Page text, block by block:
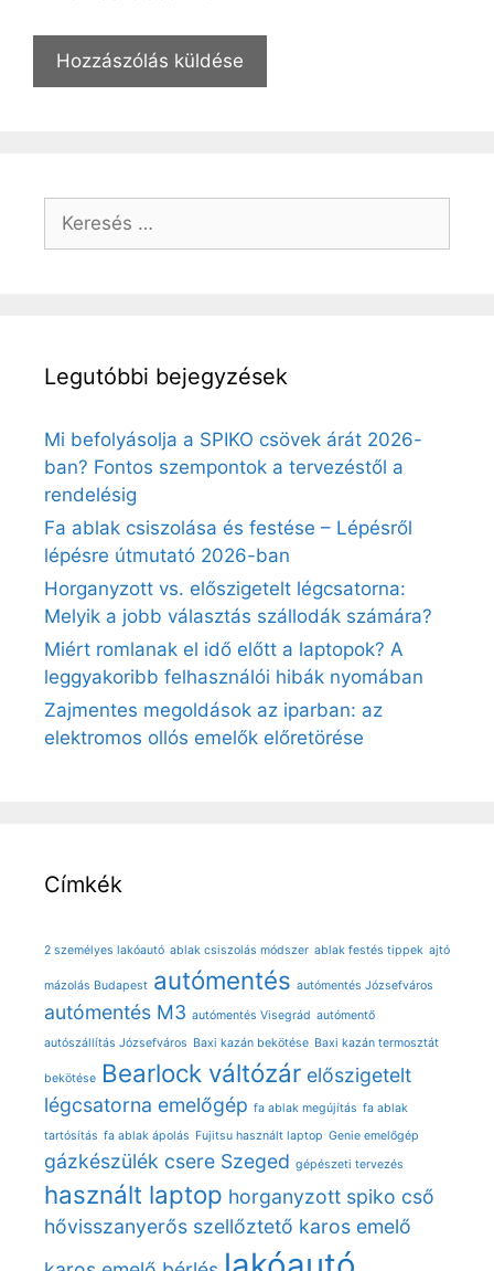
Keresés:
Legutóbbi bejegyzések
Mi befolyásolja a SPIKO csövek árát 2026-
ban? Fontos szempontok a tervezéstől a
rendelésig
Fa ablak csiszolása és festése – Lépésről
lépésre útmutató 2026-ban
Horganyzott vs. előszigetelt légcsatorna:
Melyik a jobb választás szállodák számára?
Miért romlanak el idő előtt a laptopok? A
leggyakoribb felhasználói hibák nyomában
Zajmentes megoldások az iparban: az
elektromos ollós emelők előretörése
Címkék
2 személyes lakóautó ablak csiszolás módszer ablak festés tippek ajtó
mázolás Budapest autómentés autómentés Józsefváros
autómentés M3 autómentés Visegrád autómentő
autószállítás Józsefváros Baxi kazán bekötése Baxi kazán termosztát
bekötése Bearlock váltózár előszigetelt
légcsatorna emelőgép fa ablak megújítás fa ablak
tartósítás fa ablak ápolás Fujitsu használt laptop Genie emelőgép
gázkészülék csere Szeged gépészeti tervezés
használt laptop horganyzott spiko cső
hővisszanyerős szellőztető karos emelő